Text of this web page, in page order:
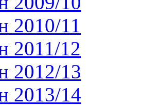
2010/11
2011/12
2012/13
2013/14